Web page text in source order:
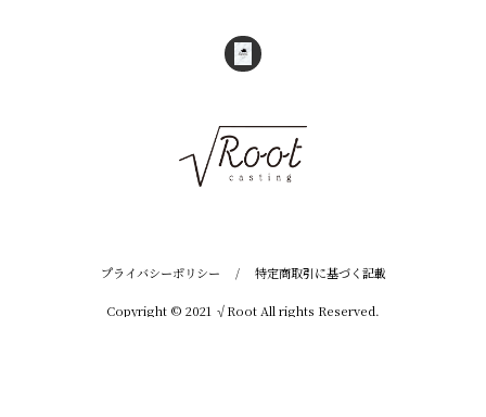
プライバシーポリシー / 特定商取引に基づく記載
Copyright © 2021 √Root All rights Reserved.